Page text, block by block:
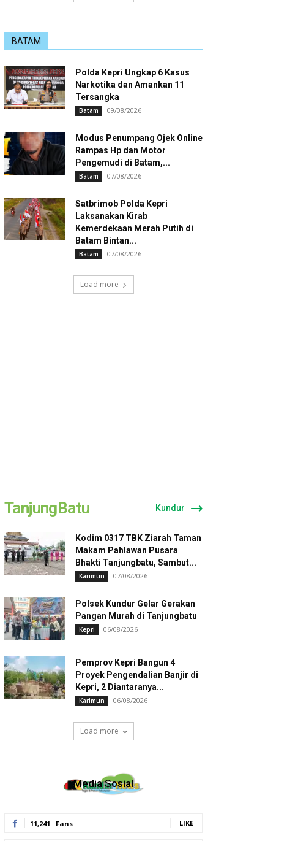
BATAM
Polda Kepri Ungkap 6 Kasus
Narkotika dan Amankan 11
Tersangka
Batam 09/08/2026
Modus Penumpang Ojek Online
Rampas Hp dan Motor
Pengemudi di Batam,...
Batam 07/08/2026
Satbrimob Polda Kepri
Laksanakan Kirab
Kemerdekaan Merah Putih di
Batam Bintan...
Batam 07/08/2026
Load more
TanjungBatu Kundur
Kodim 0317 TBK Ziarah Taman
Makam Pahlawan Pusara
Bhakti Tanjungbatu, Sambut...
Karimun 07/08/2026
Polsek Kundur Gelar Gerakan
Pangan Murah di Tanjungbatu
Kepri 06/08/2026
Pemprov Kepri Bangun 4
Proyek Pengendalian Banjir di
Kepri, 2 Diantaranya...
Karimun 06/08/2026
Load more
Media Sosial
11,241 Fans LIKE